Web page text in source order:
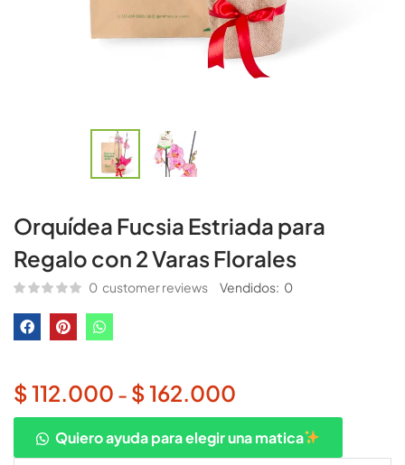
Orquídea Fucsia Estriada para
Regalo con 2 Varas Florales
0 customer reviews Vendidos: 0
$112.000 - $162.000
Quiero ayuda para elegir una matica